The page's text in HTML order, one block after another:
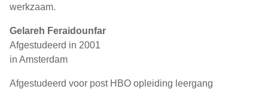
werkzaam.
Gelareh Feraidounfar
Afgestudeerd in 2001
in Amsterdam
Afgestudeerd voor post HBO opleiding leergang